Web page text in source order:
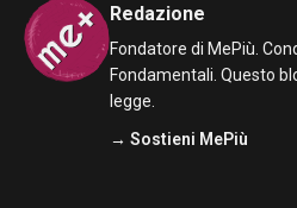
Redazione
Fondatore di MePiù.
Fondamentali. Questo
legge.
→ Sostieni MePiù